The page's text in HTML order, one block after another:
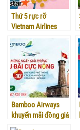
Thứ 5 rực rỡ
Vietnam Airlines
giảm đến 50% vé nội
địa
Bamboo Airways
khuyến mãi đồng giá
10K